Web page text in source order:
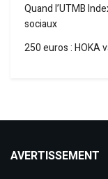
Quand l’UTMB
sociaux
250 euros : HOKA
AVERTISSEMENT